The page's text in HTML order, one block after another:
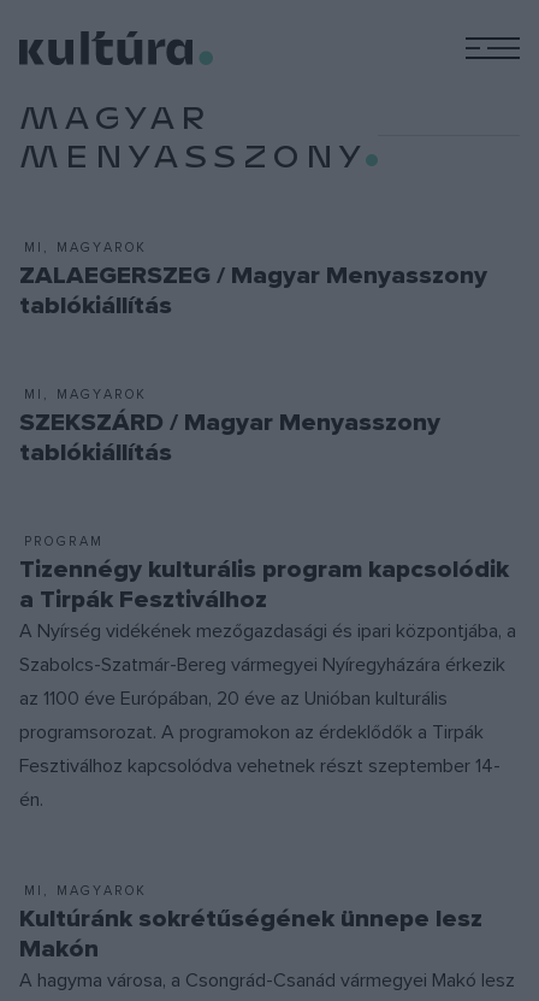
MAGYAR
MENYASSZONY
MI, MAGYAROK
ZALAEGERSZEG / Magyar Menyasszony
tablókiállítás
MI, MAGYAROK
SZEKSZÁRD / Magyar Menyasszony
tablókiállítás
PROGRAM
Tizennégy kulturális program kapcsolódik
a Tirpák Fesztiválhoz
A Nyírség vidékének mezőgazdasági és ipari központjába, a
Szabolcs-Szatmár-Bereg vármegyei Nyíregyházára érkezik
az 1100 éve Európában, 20 éve az Unióban kulturális
programsorozat. A programokon az érdeklődők a Tirpák
Fesztiválhoz kapcsolódva vehetnek részt szeptember 14-
én.
MI, MAGYAROK
Kultúránk sokrétűségének ünnepe lesz
Makón
A hagyma városa, a Csongrád-Csanád vármegyei Makó lesz